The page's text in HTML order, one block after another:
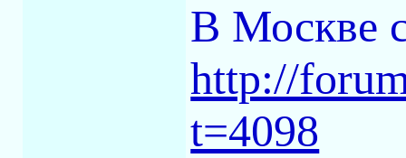
В Москве
http://
t=4098